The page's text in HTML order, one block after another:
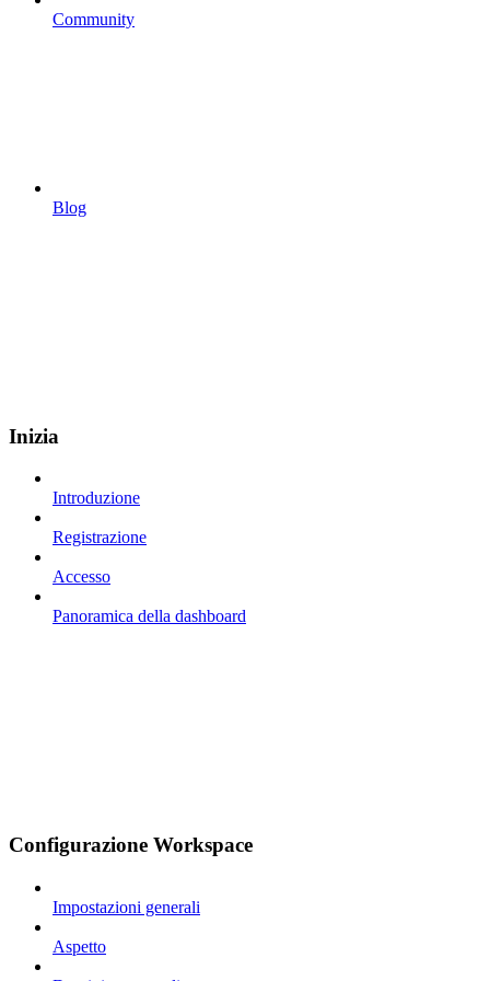
Community
Blog
Inizia
Introduzione
Registrazione
Accesso
Panoramica della dashboard
Configurazione Workspace
Impostazioni generali
Aspetto